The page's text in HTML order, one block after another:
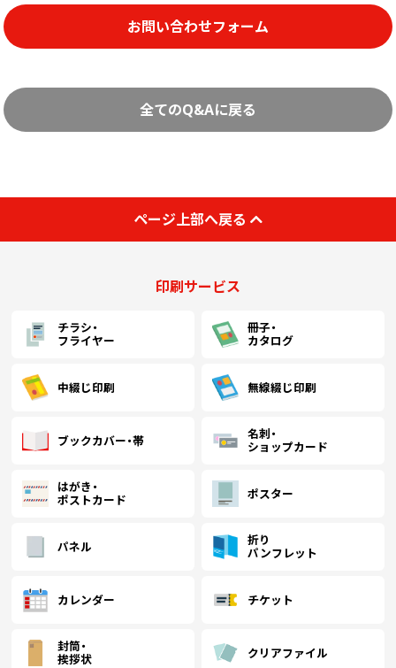
お問い合わせフォーム
全てのQ&Aに戻る
ページ上部へ戻る
印刷サービス
チラシ・
フライヤー
冊子・
カタログ
中綴じ印刷 無線綴じ印刷
ブックカバー・帯
名刺・
ショップカード
はがき・
ポストカード
ポスター
パネル
折り
パンフレット
カレンダー チケット
封筒・
挨拶状
クリアファイル
データ
商品別のよくある質問
封筒／クリアファイル